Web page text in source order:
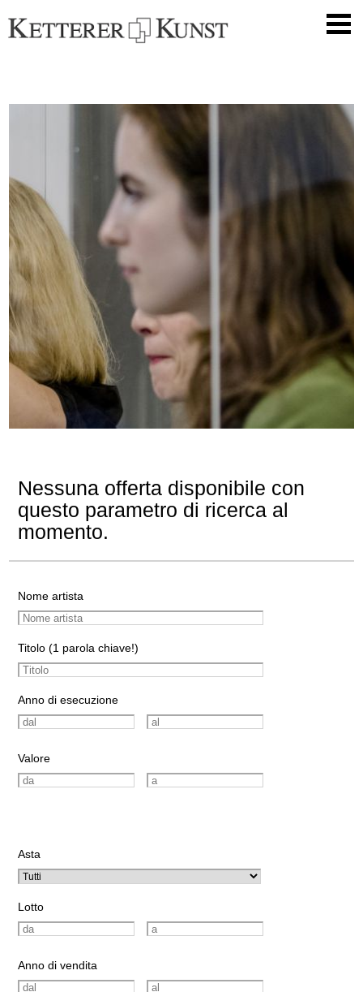
Nessuna offerta disponibile con
questo parametro di ricerca al
momento.
Nome artista
Titolo (1 parola chiave!)
Anno di esecuzione
Valore
Asta
Lotto
Anno di vendita